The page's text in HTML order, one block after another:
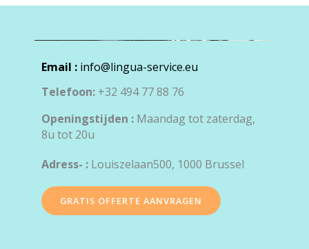
Email : info@lingua-service.eu
Telefoon: +32 494 77 88 76
Openingstijden : Maandag tot zaterdag,
8u tot 20u
Adress- : Louiszelaan500, 1000 Brussel
GRATIS OFFERTE AANVRAGEN